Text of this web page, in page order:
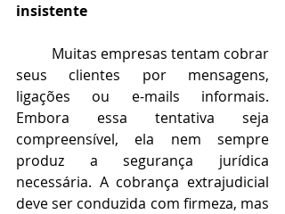
insistente
seus clientes por mensagens,
ligações ou e-mails informais.
Embora essa tentativa seja
compreensível, ela nem sempre
produz a segurança jurídica
necessária. A cobrança extrajudicial
deve ser conduzida com firmeza, mas